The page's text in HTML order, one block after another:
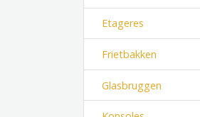
Etageres
Frietbakken
Glasbruggen